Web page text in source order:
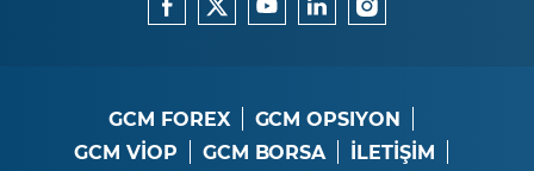
GCM FOREX
GCM OPSIYON
GCM VİOP
GCM BORSA
İLETİŞİM